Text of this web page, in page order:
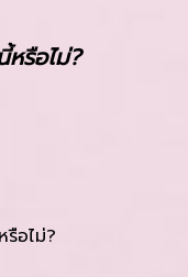
รือไม่?
รือไม่?
?